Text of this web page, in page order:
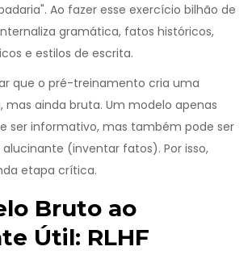
Ao fazer esse exercício bilhão de
gramática, fatos históricos,
e estilos de escrita.
que o pré-treinamento cria uma
mas ainda bruta. Um modelo apenas
ser informativo, mas também pode ser
alucinante (inventar fatos). Por isso,
etapa crítica.
Bruto ao
Útil: RLHF